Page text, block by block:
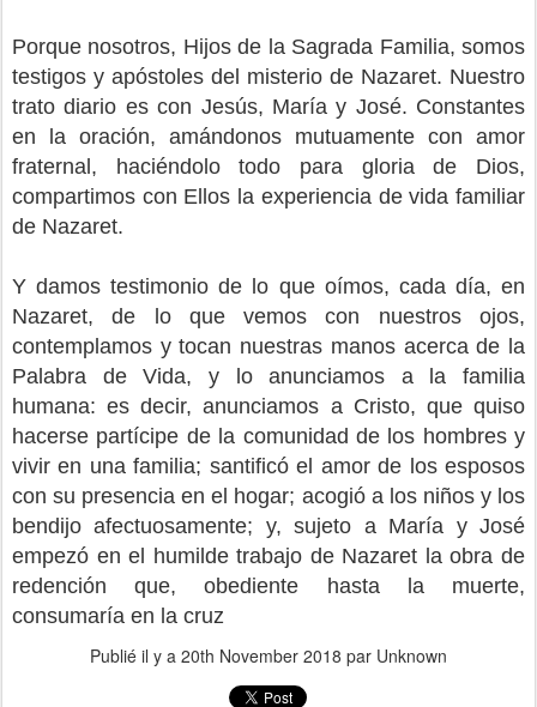
Porque nosotros, Hijos de la Sagrada Familia, somos
testigos y apóstoles del misterio de Nazaret. Nuestro
trato diario es con Jesús, María y José. Constantes
en la oración, amándonos mutuamente con amor
fraternal, haciéndolo todo para gloria de Dios,
compartimos con Ellos la experiencia de vida familiar
de Nazaret.
Y damos testimonio de lo que oímos, cada día, en
Nazaret, de lo que vemos con nuestros ojos,
contemplamos y tocan nuestras manos acerca de la
Palabra de Vida, y lo anunciamos a la familia
humana: es decir, anunciamos a Cristo, que quiso
hacerse partícipe de la comunidad de los hombres y
vivir en una familia; santificó el amor de los esposos
con su presencia en el hogar; acogió a los niños y los
bendijo afectuosamente; y, sujeto a María y José
empezó en el humilde trabajo de Nazaret la obra de
redención que, obediente hasta la muerte,
consumaría en la cruz
Publié il y a 20th November 2018 par Unknown